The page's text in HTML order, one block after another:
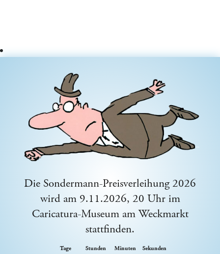
Die Sondermann-Preisverleihung 2026
wird am 9.11.2026, 20 Uhr im
Caricatura-Museum am Weckmarkt
stattfinden.